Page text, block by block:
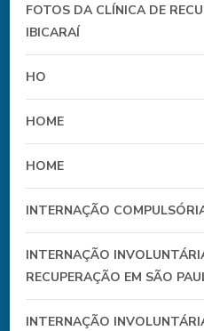
FOTOS DA CLÍNICA DE
IBICARAÍ
HO
HOME
HOME
INTERNAÇÃO
INTERNAÇÃO
RECUPERAÇÃO EM SÃO
INTERNAÇÃO